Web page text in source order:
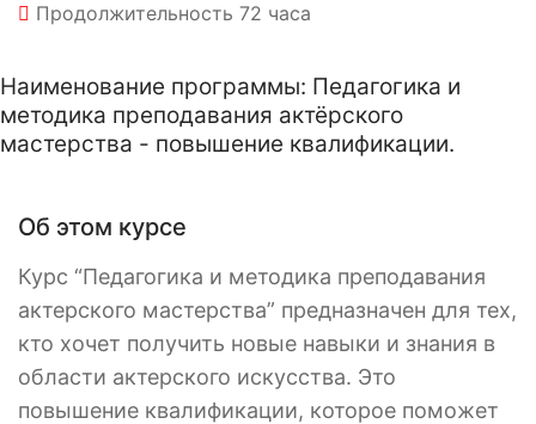
Продолжительность 72 часа
Наименование программы: Педагогика и
методика преподавания актёрского
мастерства - повышение квалификации.
Об этом курсе
Курс “Педагогика и методика преподавания
актерского мастерства” предназначен для тех,
кто хочет получить новые навыки и знания в
области актерского искусства. Это
повышение квалификации, которое поможет